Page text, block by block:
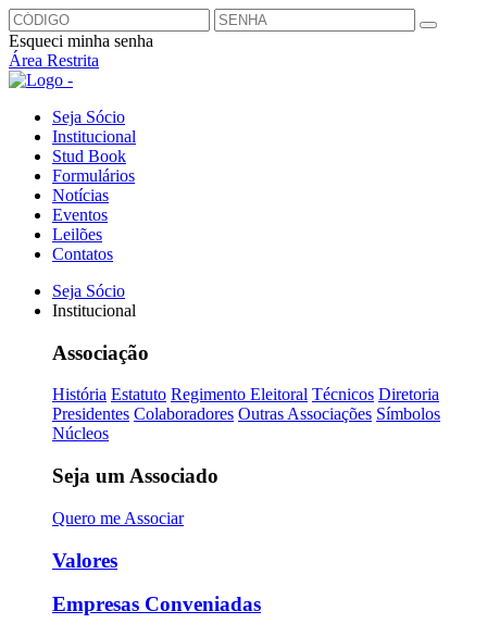
Esqueci minha senha
Área Restrita
Seja Sócio
Institucional
Stud Book
Formulários
Notícias
Eventos
Leilões
Contatos
Seja Sócio
Institucional
Associação
História Estatuto Regimento Eleitoral Técnicos Diretoria
Presidentes Colaboradores Outras Associações Símbolos
Núcleos
Seja um Associado
Quero me Associar
Valores
Empresas Conveniadas